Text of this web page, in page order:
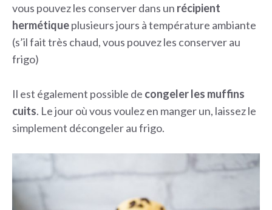
vous pouvez les conserver dans un récipient
hermétiqueplusieurs jours à température ambiante
(s’il fait très chaud, vous pouvez les conserver au
frigo)
Il est également possible de congeler les muffins
cuits. Le jour où vous voulez en manger un, laissez le
simplement décongeler au frigo.